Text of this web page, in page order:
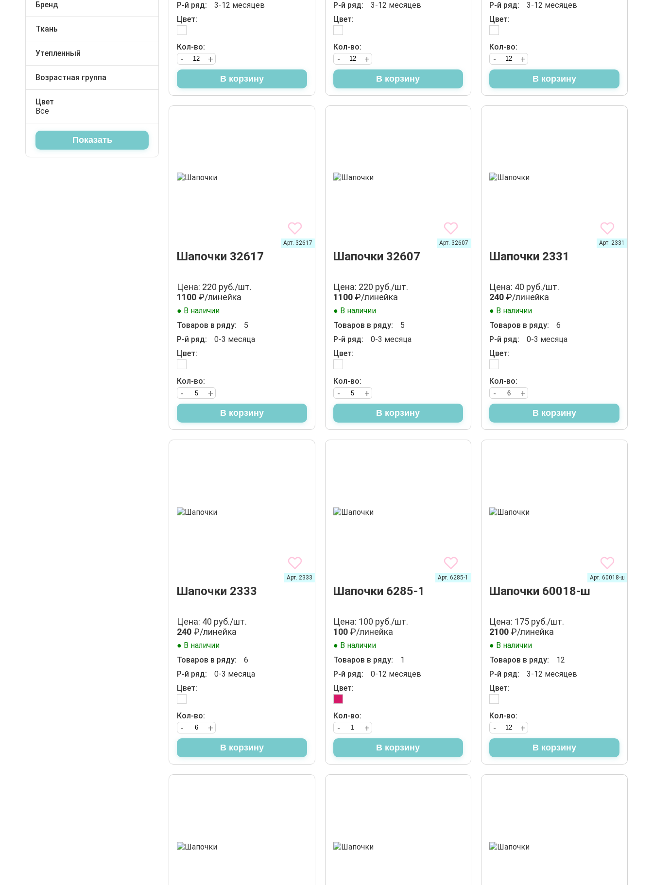
Р-й ряд:
3-12 месяцев
Цвет:
Кол-во:
+
-
В корзину
Р-й ряд:
3-12 месяцев
Цвет:
Кол-во:
+
-
В корзину
Р-й ряд:
3-12 месяцев
Цвет:
Кол-во:
+
-
В корзину
Шапочки 32617
Арт. 32617
Цена: 220 руб./шт.
1100 ₽/линейка
● В наличии
Товаров в ряду:
5
Р-й ряд:
0-3 месяца
Цвет:
Кол-во:
+
-
В корзину
Шапочки 32607
Арт. 32607
Цена: 220 руб./шт.
1100₽/линейка
● В наличии
Товаров в ряду:
5
Р-й ряд:
0-3 месяца
Цвет:
Кол-во:
+
-
В корзину
Шапочки 2331
Арт. 2331
Цена: 40 руб./шт.
240 ₽/линейка
● В наличии
Товаров в ряду:
6
Р-й ряд:
0-3 месяца
Цвет:
Кол-во:
+
-
В корзину
Шапочки 2333
Арт. 2333
Цена: 40 руб./шт.
240 ₽/линейка
● В наличии
Товаров в ряду:
6
Р-й ряд:
0-3 месяца
Цвет:
Кол-во:
+
-
В корзину
Шапочки 6285-1
Арт. 6285-1
Цена: 100 руб./шт.
100₽/линейка
● В наличии
Товаров в ряду:
1
Р-й ряд:
0-12 месяцев
Цвет:
Кол-во:
+
-
В корзину
Шапочки 60018-ш
Арт. 60018-ш
Цена: 175 руб./шт.
2100 ₽/линейка
● В наличии
Товаров в ряду:
12
Р-й ряд:
3-12 месяцев
Цвет:
Кол-во:
+
-
В корзину
Шорты
Юбки
Слюнявчики
Футболки
Штанишки
Бренд
Ткань
Интерлок
Утепленный
Возрастная группа
Ясли
Цвет
Все